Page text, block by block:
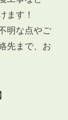
ます！
明な点やご
先まで、お